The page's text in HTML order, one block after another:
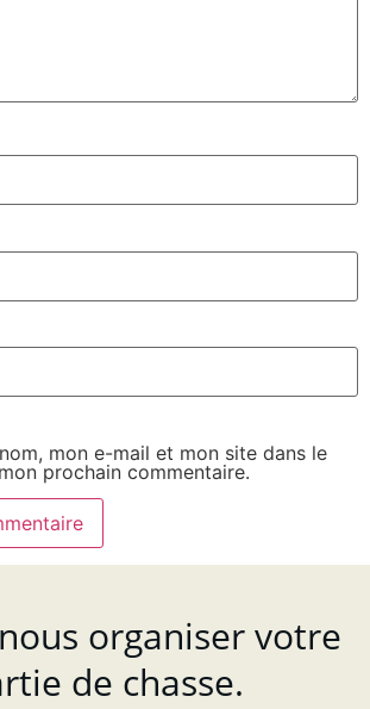
mon e-mail et mon site dans le
prochain commentaire.
organiser votre
de chasse.